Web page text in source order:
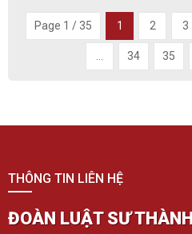
Page 1 / 35 1 2 3
34 35
THÔNG TIN LIÊN HỆ
ĐOÀN LUẬT SƯ